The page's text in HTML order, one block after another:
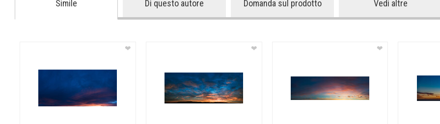
Simile Di questo autore Domanda sul prodotto Vedi altre
❤ ❤ ❤